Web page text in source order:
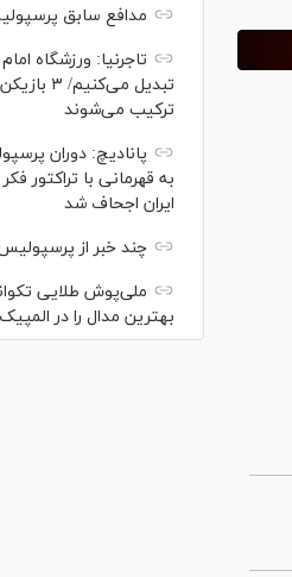
مدافع سابق
تاجرنیا: ورزشگاه
تبدیل
ترکیب می‌شوند
پانادیچ: دوران
به قهرمانی با تراکتور
ایران اجحاف شد
چند خبر از
ملی‌پوش‌ طلایی
بهترین مدال را در